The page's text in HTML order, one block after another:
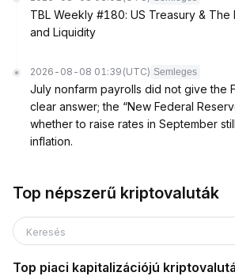
TBL Weekly #180: US Treasury & The
and Liquidity
2026-08-08 01:39 (UTC) Semleges
July nonfarm payrolls did not give the
clear answer; the “New Federal
whether to raise rates in September
inflation.
Top népszerű kriptovaluták
Keresés
Top piaci kapitalizációjú